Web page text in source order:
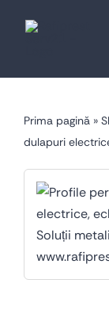
Prima pagină »
dulapuri